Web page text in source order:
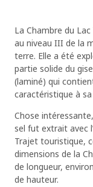
La Chambre du
au niveau III de la
terre. Elle a été
partie solide du
(laminé) qui
caractéristique à
Chose
sel fut extrait avec
Trajet touristique,
dimensions de la
de longueur,
de hauteur.